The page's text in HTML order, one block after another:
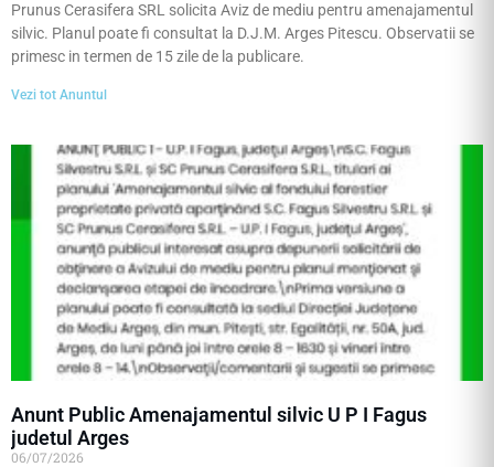
Prunus Cerasifera SRL solicita Aviz de mediu pentru amenajamentul
silvic. Planul poate fi consultat la D.J.M. Arges Pitescu. Observatii se
primesc in termen de 15 zile de la publicare.
Vezi tot Anuntul
Anunt Public Amenajamentul silvic U P I Fagus
judetul Arges
06/07/2026